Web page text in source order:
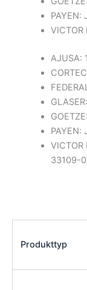
PAYEN:
AJUSA:
PAYEN:
33109-
Produkttyp